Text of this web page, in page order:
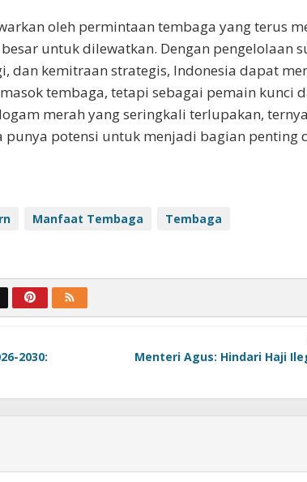
oleh permintaan tembaga yang terus
untuk dilewatkan. Dengan pengelolaan
dan kemitraan strategis, Indonesia dapat
tembaga, tetapi sebagai pemain kunci
merah yang seringkali terlupakan,
punya potensi untuk menjadi bagian penting
Manfaat Tembaga Tembaga
2030:
Menteri Agus: Hindari Haji